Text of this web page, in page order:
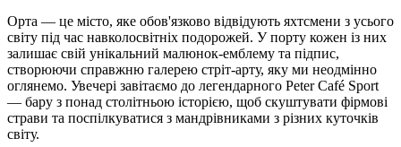
Орта — це місто, яке обов'язково відвідують яхтсмени з усього
світу під час навколосвітніх подорожей. У порту кожен із них
залишає свій унікальний малюнок-емблему та підпис,
створюючи справжню галерею стріт-арту, яку ми неодмінно
оглянемо. Увечері завітаємо до легендарного Peter Café Sport
— бару з понад столітньою історією, щоб скуштувати фірмові
страви та поспілкуватися з мандрівниками з різних куточків
світу.